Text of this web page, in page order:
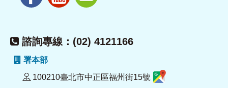
諮詢專線：(02) 4121166
署本部
100210臺北市中正區福州街15號